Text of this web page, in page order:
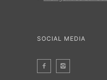
SOCIAL MEDIA